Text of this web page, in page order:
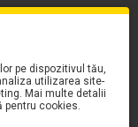
pe dispozitivul tău,
utilizarea site-
Mai multe detalii
pentru cookies.